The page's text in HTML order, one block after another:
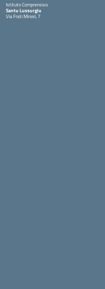
Istituto Comprensivo
Santu Lussurgiu
Via Frati Minori, 7